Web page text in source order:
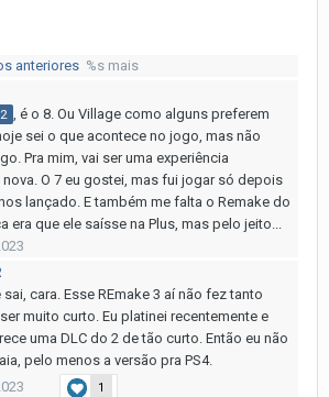
anteriores %s mais
, é o 8. Ou Village como alguns preferem
sei o que acontece no jogo, mas não
Pra mim, vai ser uma experiência
O 7 eu gostei, mas fui jogar só depois
lançado. E também me falta o Remake do
era que ele saísse na Plus, mas pelo jeito...
cara. Esse REmake 3 aí não fez tanto
muito curto. Eu platinei recentemente e
uma DLC do 2 de tão curto. Então eu não
pelo menos a versão pra PS4.
1